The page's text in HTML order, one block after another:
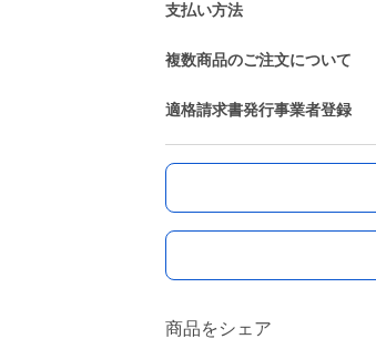
支払い方法
複数商品のご注文について
適格請求書発行事業者登録
商品をシェア